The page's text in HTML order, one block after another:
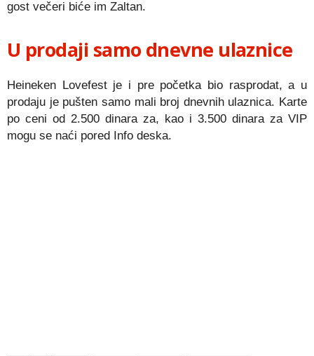
gost večeri biće im Zaltan.
U prodaji samo dnevne ulaznice
Heineken Lovefest je i pre početka bio rasprodat, a u
prodaju je pušten samo mali broj dnevnih ulaznica. Karte
po ceni od 2.500 dinara za, kao i 3.500 dinara za VIP
mogu se naći pored Info deska.